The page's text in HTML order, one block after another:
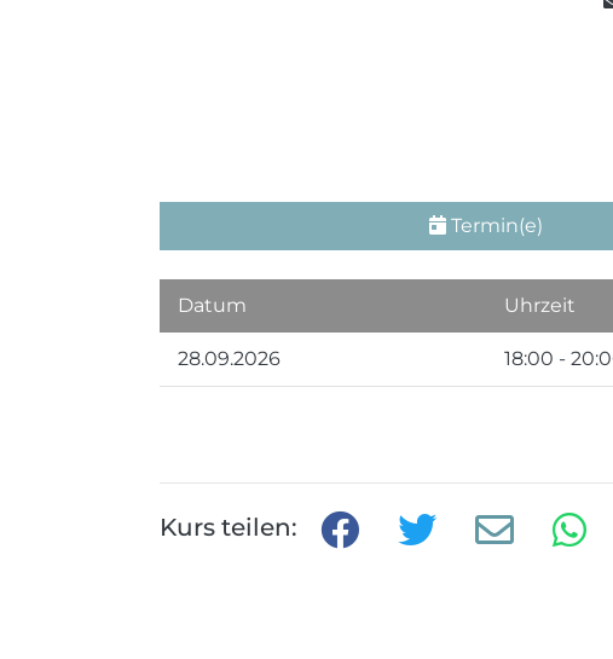
Termin(e)
Datum Uhrzeit
28.09.2026 18:00 -
Kurs teilen: